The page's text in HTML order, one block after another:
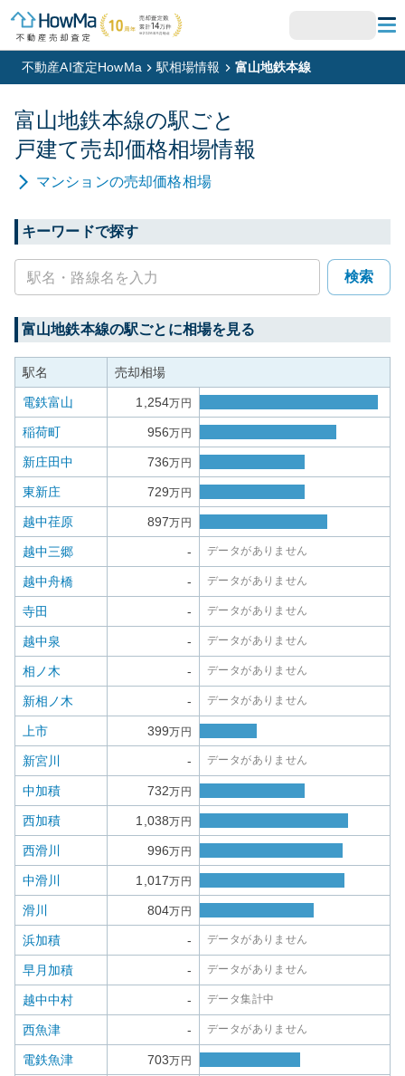
不動産AI査定HowMa 駅相場情報 富山地鉄本線
富山地鉄本線の駅ごと
戸建て売却価格相場情報
マンションの売却価格相場
キーワードで探す
検索
富山地鉄本線の駅ごとに相場を見る
駅名 売却相場
電鉄富山 1,254万円
稲荷町 956万円
新庄田中 736万円
東新庄 729万円
越中荏原 897万円
越中三郷 - データがありません
越中舟橋 - データがありません
寺田 - データがありません
越中泉 - データがありません
相ノ木 - データがありません
新相ノ木 - データがありません
上市 399万円
新宮川 - データがありません
中加積 732万円
西加積 1,038万円
西滑川 996万円
中滑川 1,017万円
滑川 804万円
浜加積 - データがありません
早月加積 - データがありません
越中中村 - データ集計中
西魚津 - データがありません
電鉄魚津 703万円